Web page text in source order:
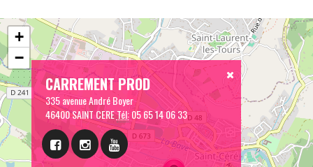
CARREMENT PROD
335 avenue André Boyer
46400 SAINT CERETél:05 65 14 06 33
+
−